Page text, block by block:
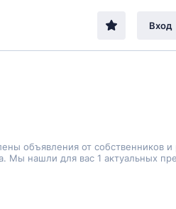
Вход
объявления от собственников
Мы нашли для вас 1 актуальных